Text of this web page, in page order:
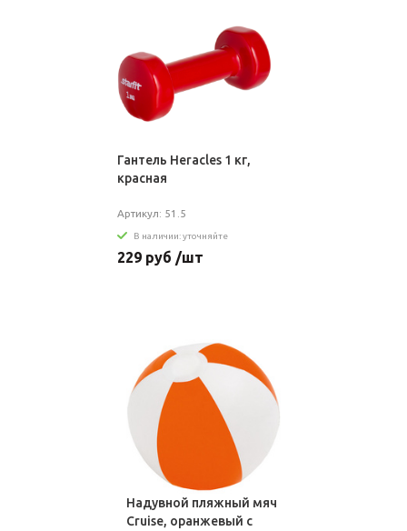
Гантель Heracles 1 кг,
красная
Артикул: 51.5
В наличии: уточняйте
229 руб /шт
Надувной пляжный мяч
Cruise, оранжевый с